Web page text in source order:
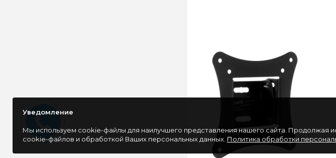
Уведомление
Мы используем cookie-файлы для наилучшего представления нашего сайта. Продолжая
cookie-файлов и обработкой Ваших персональных данных. Политика обработки